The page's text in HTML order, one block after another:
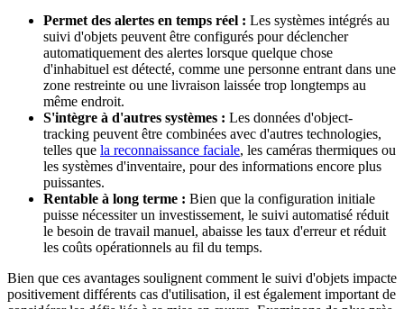
Permet des alertes en temps réel : Les systèmes intégrés au
suivi d'objets peuvent être configurés pour déclencher
automatiquement des alertes lorsque quelque chose
d'inhabituel est détecté, comme une personne entrant dans une
zone restreinte ou une livraison laissée trop longtemps au
même endroit.
S'intègre à d'autres systèmes : Les données d'object-
tracking peuvent être combinées avec d'autres technologies,
telles que la reconnaissance faciale, les caméras thermiques ou
les systèmes d'inventaire, pour des informations encore plus
puissantes.
Rentable à long terme : Bien que la configuration initiale
puisse nécessiter un investissement, le suivi automatisé réduit
le besoin de travail manuel, abaisse les taux d'erreur et réduit
les coûts opérationnels au fil du temps.
Bien que ces avantages soulignent comment le suivi d'objets impacte
positivement différents cas d'utilisation, il est également important de